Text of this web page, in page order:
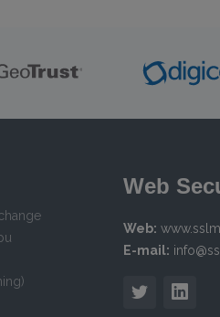
Web
Web:
E-mail: